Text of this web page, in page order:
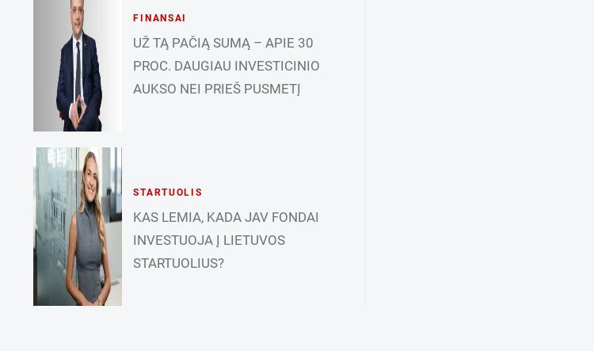
FINANSAI
UŽ TĄ PAČIĄ SUMĄ – APIE 30
PROC. DAUGIAU INVESTICINIO
AUKSO NEI PRIEŠ PUSMETĮ
STARTUOLIS
KAS LEMIA, KADA JAV FONDAI
INVESTUOJA Į LIETUVOS
STARTUOLIUS?